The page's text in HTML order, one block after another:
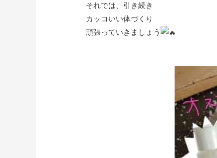
それでは、引き続き
カッコいい体づくり
頑張っていきましょう